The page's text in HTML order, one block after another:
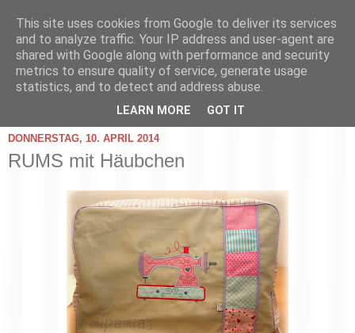
DONNERSTAG, 10. APRIL 2014
RUMS mit Häubchen
This site uses cookies from Google to deliver its services
and to analyze traffic. Your IP address and user-agent are
shared with Google along with performance and security
metrics to ensure quality of service, generate usage
statistics, and to detect and address abuse.
LEARN MORE GOT IT